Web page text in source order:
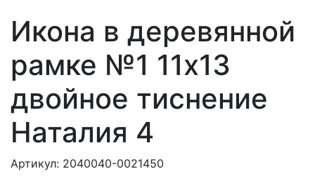
Икона в деревянной
рамке №1 11х13
двойное тиснение
Наталия 4
Артикул: 2040040-0021450